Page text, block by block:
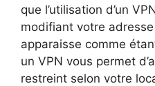
que l’utilisation d’un
modifiant votre adresse
apparaisse comme
un VPN vous permet
restreint selon votre